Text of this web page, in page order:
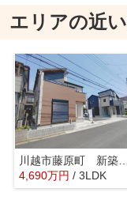
エリアの近
川越市藤原町 新築戸建て 全5棟
4,690万円 / 3LDK